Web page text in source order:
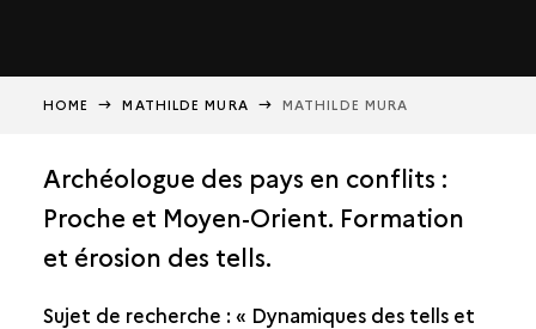
HOME MATHILDE MURA MATHILDE MURA
Archéologue des pays en conflits :
Proche et Moyen-Orient. Formation
et érosion des tells.
Sujet de recherche : « Dynamiques des tells et